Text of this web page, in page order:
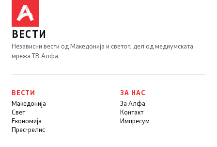
ВЕСТИ
Независни вести од Македонија и светот, дел од медиумската
мрежа ТВ Алфа.
ВЕСТИ
Македонија
Свет
Економија
Прес-релис
ЗА НАС
За Алфа
Контакт
Импресум